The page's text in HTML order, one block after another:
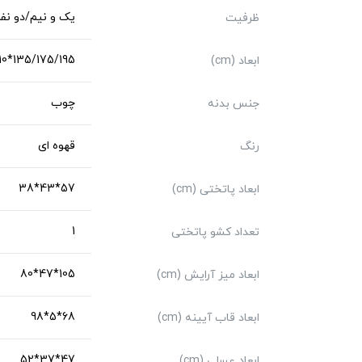
ظرفیت یک و نیم/دو
ابعاد (cm) 135/175/195*210*116
جنس بدنه چوب
رنگ قهوه ای
ابعاد پاتختی (cm) 57*43*38
تعداد کشو پاتختی 1
ابعاد میز آرایش (cm) 105*47*80
ابعاد قاب آیینه (cm) 68*5*98